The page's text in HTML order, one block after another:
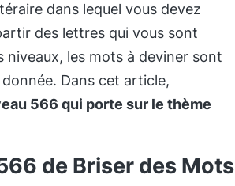
dans lequel vous devez
des lettres qui vous sont
niveaux, les mots à deviner sont
Dans cet article,
566 qui porte sur le thème
de Briser des Mots